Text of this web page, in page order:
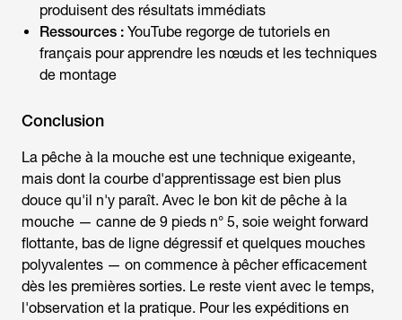
produisent des résultats immédiats
Ressources : YouTube regorge de tutoriels en
français pour apprendre les nœuds et les techniques
de montage
Conclusion
La pêche à la mouche est une technique exigeante,
mais dont la courbe d'apprentissage est bien plus
douce qu'il n'y paraît. Avec le bon kit de pêche à la
mouche — canne de 9 pieds n° 5, soie weight forward
flottante, bas de ligne dégressif et quelques mouches
polyvalentes — on commence à pêcher efficacement
dès les premières sorties. Le reste vient avec le temps,
l'observation et la pratique. Pour les expéditions en